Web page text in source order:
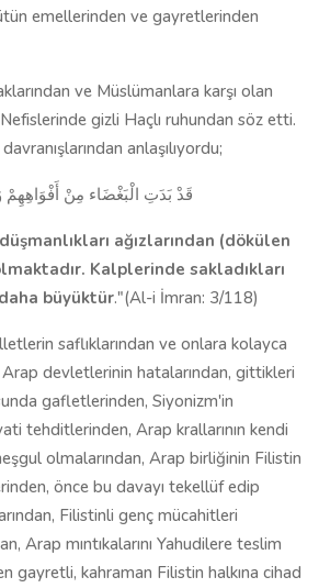
emellerinden ve gayretlerinden
ve Müslümanlara karşı olan
gizli Haçlı ruhundan söz etti.
anlaşılıyordu;
قَدْ بَدَتِ الْبَغْضَاء مِنْ
ağızlarından (dökülen
Kalplerinde sakladıkları
büyüktür."(Al-i İmran: 3/118)
saflıklarından ve onlara kolayca
devletlerinin hatalarından, gittikleri
gafletlerinden, Siyonizm'in
tehditlerinden, Arap krallarının kendi
olmalarından, Arap birliğinin Filistin
önce bu davayı tekellüf edip
Filistinli genç mücahitleri
Arap mıntıkalarını Yahudilere teslim
gayretli, kahraman Filistin halkına cihad